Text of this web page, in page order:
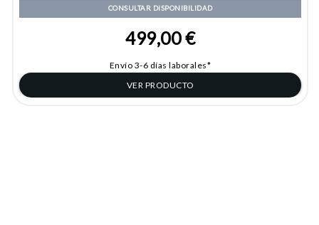
CONSULTAR DISPONIBILIDAD
499,00 €
Envío 3-6 días laborales*
VER PRODUCTO